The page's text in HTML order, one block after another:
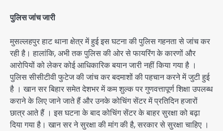
पुलिस जांच जारी
मुसल्लहपुर हाट थाना क्षेत्र में हुई इस घटना की पुलिस गहनता से जांच कर
रही है। हालांकि, अभी तक पुलिस की ओर से फायरिंग के कारणों और
आरोपियों को लेकर कोई आधिकारिक बयान जारी नहीं किया गया है ।
पुलिस सीसीटीवी फुटेज की जांच कर बदमाशों की पहचान करने में जुटी हुई
है । खान सर बिहार समेत देशभर में कम शुल्क पर गुणवत्तापूर्ण शिक्षा उपलब्ध
कराने के लिए जाने जाते हैं और उनके कोचिंग सेंटर में प्रतिदिन हजारों
छात्र आते हैं । इस घटना के बाद कोचिंग सेंटर के बाहर सुरक्षा को बढ़ा
दिया गया है। खान सर ने सुरक्षा की मांग की है, सरकार से सुरक्षा चाहिए ।